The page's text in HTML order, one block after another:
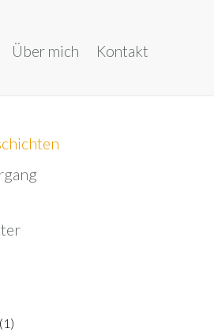
Über mich Kontakt
(1)